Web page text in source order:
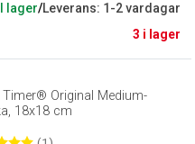
I lager/Leverans: 1-2 vardagar
3 i lager
Timer® Original Medium-
18x18 cm